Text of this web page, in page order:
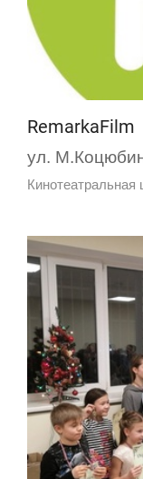
RemarkaFilm
ул.